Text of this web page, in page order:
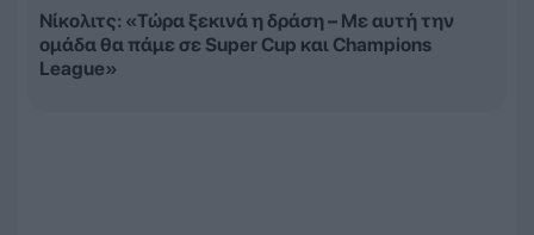
Νίκολιτς: «Τώρα ξεκινά η δράση – Με αυτή την
ομάδα θα πάμε σε Super Cup και Champions
League»